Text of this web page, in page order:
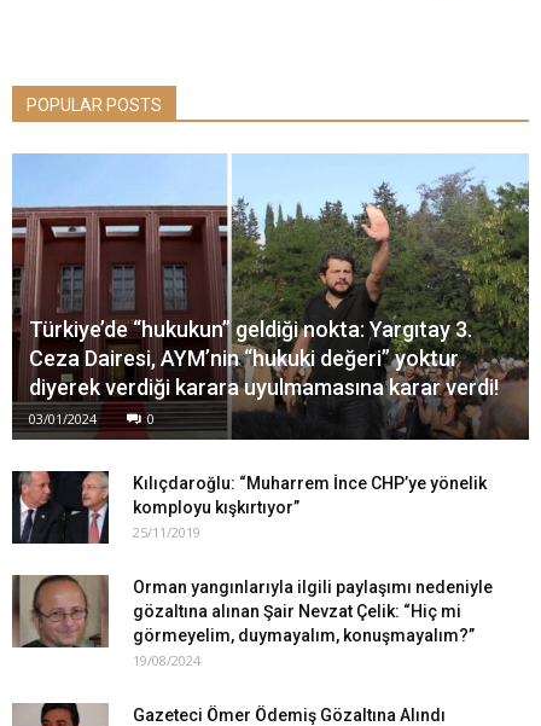
POPULAR POSTS
Türkiye’de “hukukun” geldiği nokta: Yargıtay 3.
Ceza Dairesi, AYM’nin “hukuki değeri” yoktur
diyerek verdiği karara uyulmamasına karar verdi!
03/01/2024 0
Kılıçdaroğlu: “Muharrem İnce CHP’ye yönelik
komployu kışkırtıyor”
25/11/2019
Orman yangınlarıyla ilgili paylaşımı nedeniyle
gözaltına alınan Şair Nevzat Çelik: “Hiç mi
görmeyelim, duymayalım, konuşmayalım?”
19/08/2024
Gazeteci Ömer Ödemiş Gözaltına Alındı